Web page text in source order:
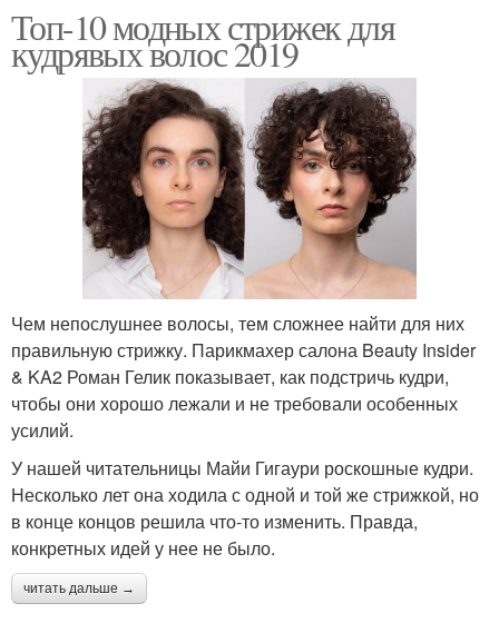
Топ-10 модных стрижек для
кудрявых волос 2019
Чем непослушнее волосы, тем сложнее найти для них
правильную стрижку. Парикмахер салона Beauty Insider
& KA2 Роман Гелик показывает, как подстричь кудри,
чтобы они хорошо лежали и не требовали особенных
усилий.
У нашей читательницы Майи Гигаури роскошные кудри.
Несколько лет она ходила с одной и той же стрижкой, но
в конце концов решила что-то изменить. Правда,
конкретных идей у нее не было.
читать дальше →